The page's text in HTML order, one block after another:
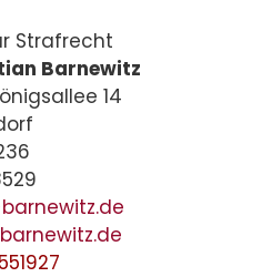
Strafrecht
Barnewitz
14